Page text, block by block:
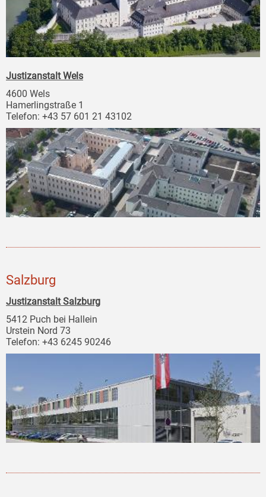
Justizanstalt Wels
4600 Wels
Hamerlingstraße 1
Telefon: +43 57 601 21 43102
Salzburg
Justizanstalt Salzburg
5412 Puch bei Hallein
Urstein Nord 73
Telefon: +43 6245 90246